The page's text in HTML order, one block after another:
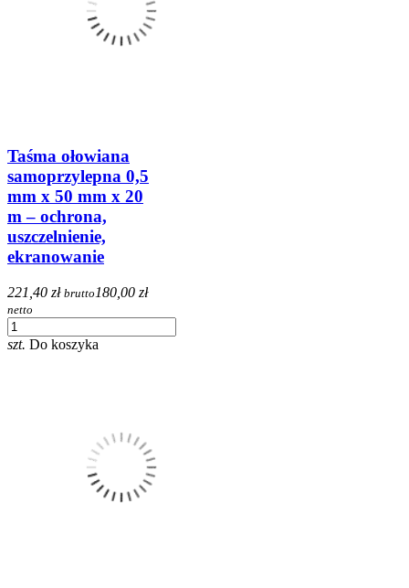
Taśma ołowiana
samoprzylepna 0,5
mm x 50 mm x 20
m – ochrona,
uszczelnienie,
ekranowanie
221,40 zł brutto 180,00 zł
netto
szt. Do koszyka